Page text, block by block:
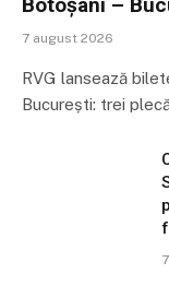
7 august 2026
RVG lansează
București: trei